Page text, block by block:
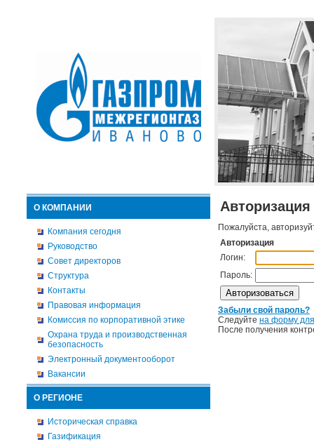
О КОМПАНИИ
Компания сегодня
Руководство
Совет директоров
Структура
Контакты
Правовая информация
Комиссия по корпоративной этике
Охрана труда и производственная
безопасность
Электронный документооборот
Вакансии
О РЕГИОНЕ
Историческая справка
Газификация
Авторизация
Пожалуйста,
Авторизация
Логин:
Пароль:
Забыли свой пароль?
Следуйте на форму
После получения